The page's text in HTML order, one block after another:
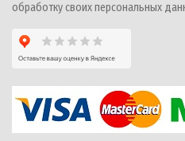
обработку своих персональных